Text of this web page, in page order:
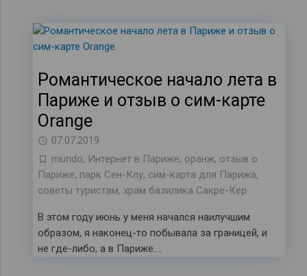
Романтическое начало лета в
Париже и отзыв о сим-карте
Orange
07.07.2019
mundo, Интернет в Париже, оранж, отзыв о
Париже, парк Сен-Клу, сим-карта для Парижа,
советы туристам, храм базилика Сакре-Кер
В этом году июнь у меня начался наилучшим
образом, я наконец-то побывала за границей, и
не где-либо, а в Париже….